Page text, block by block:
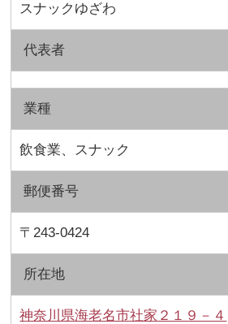
スナックゆざわ
代表者
業種
飲食業、スナック
郵便番号
〒243-0424
所在地
神奈川県海老名市社家２１９－４